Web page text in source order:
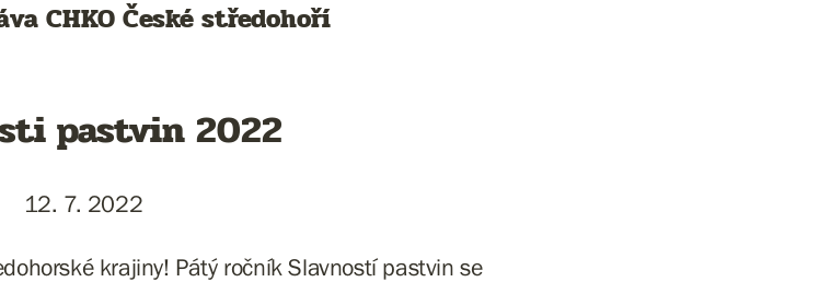
CHKO České středohoří
pastvin 2022
12. 7. 2022
krajiny! Pátý ročník Slavností pastvin se